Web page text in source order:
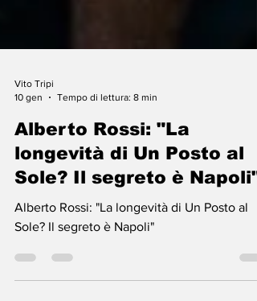
10 gen
Tempo di lettura: 8 min
Alberto Rossi: "La
longevità di Un Posto al
Sole? Il segreto è Napoli"
Alberto Rossi: "La longevità di Un Posto al
Sole? Il segreto è Napoli"